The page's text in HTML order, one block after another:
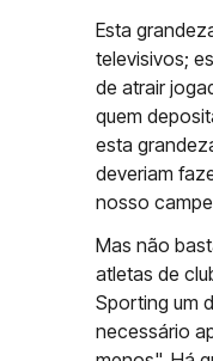
Esta
televisivos;
de atrair
quem
esta
deveriam
nosso
Mas não
atletas de
Sporting um
necessário